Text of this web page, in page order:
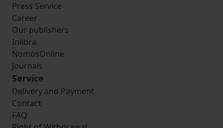
Press Service
Career
Our publishers
Inlibra
NomosOnline
Journals
Service
Delivery and Payment
Contact
FAQ